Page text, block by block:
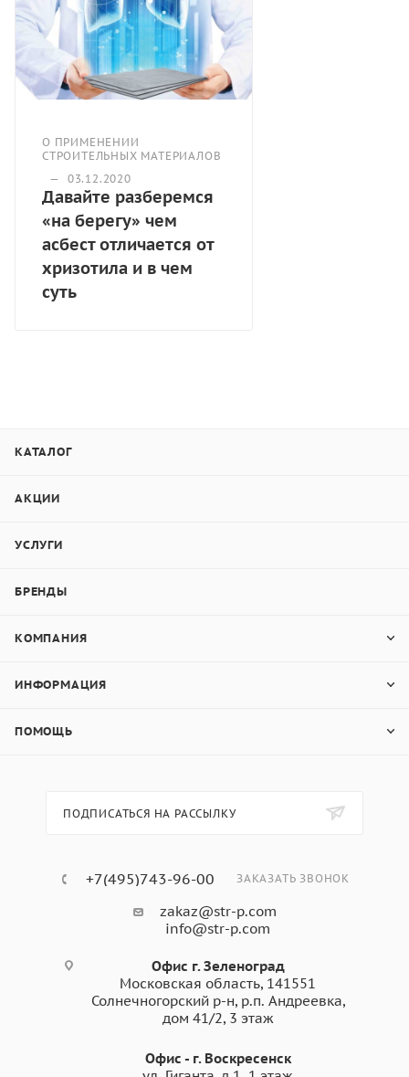
О ПРИМЕНЕНИИ
СТРОИТЕЛЬНЫХ МАТЕРИАЛОВ
—
03.12.2020
Давайте разберемся
«на берегу» чем
асбест отличается от
хризотила и в чем
суть
КАТАЛОГ
АКЦИИ
УСЛУГИ
БРЕНДЫ
КОМПАНИЯ
ИНФОРМАЦИЯ
ПОМОЩЬ
ПОДПИСАТЬСЯ НА РАССЫЛКУ
+7(495)743-96-00 ЗАКАЗАТЬ ЗВОНОК
zakaz@str-p.com
info@str-p.com
Офис г. Зеленоград
Московская область, 141551
Солнечногорский р-н, р.п. Андреевка,
дом 41/2, 3 этаж
Офис - г. Воскресенск